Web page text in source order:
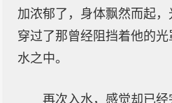
加浓郁了，身体飘然而起
穿过了那曾经阻挡着他的
水之中。
再次入水，感觉却已